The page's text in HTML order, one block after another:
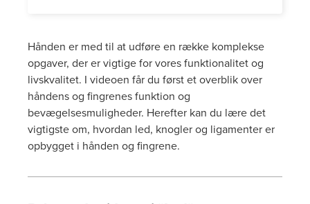
Hånden er med til at udføre en række komplekse
opgaver, der er vigtige for vores funktionalitet og
livskvalitet. I videoen får du først et overblik over
håndens og fingrenes funktion og
bevægelsesmuligheder. Herefter kan du lære det
vigtigste om, hvordan led, knogler og ligamenter er
opbygget i hånden og fingrene.